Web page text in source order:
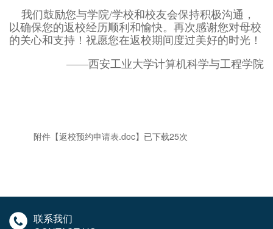
我们鼓励您与学院/学校和校友会保持积极沟通，
以确保您的返校经历顺利和愉快。再次感谢您对母校
的关心和支持！祝愿您在返校期间度过美好的时光！
——西安工业大学计算机科学与工程学院
附件【返校预约申请表.doc】已下载25次
联系我们